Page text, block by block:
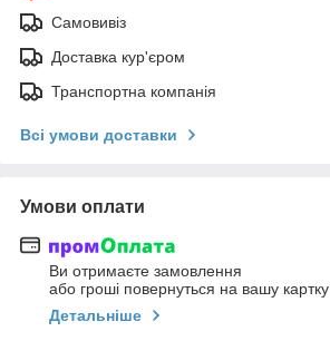
Самовивіз
Доставка кур'єром
Транспортна компанія
Всі умови доставки
Умови оплати
Ви отримаєте замовлення
або гроші повернуться на вашу картку
Детальніше